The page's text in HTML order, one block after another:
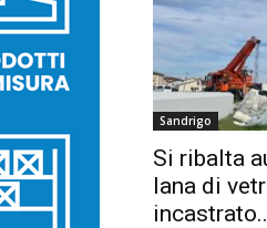
Sandrigo
Si ribalta
lana di